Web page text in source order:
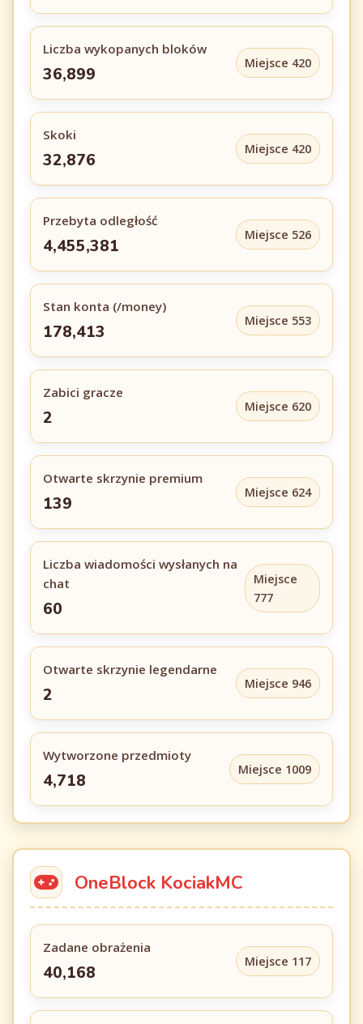
Liczba wykopanych bloków
36,899
Miejsce 420
Skoki
32,876
Miejsce 420
Przebyta odległość
4,455,381
Miejsce 526
Stan konta (/money)
178,413
Miejsce 553
Zabici gracze
2
Miejsce 620
Otwarte skrzynie premium
139
Miejsce 624
Liczba wiadomości wysłanych na
chat
60
Miejsce
777
Otwarte skrzynie legendarne
2
Miejsce 946
Wytworzone przedmioty
4,718
Miejsce 1009
OneBlock KociakMC
Zadane obrażenia
40,168
Miejsce 117